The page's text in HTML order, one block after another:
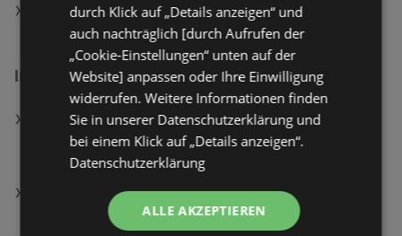
Müller Angebote
Interessantes auf wogibtswas.at
Canon EOS 2000D Spiegelreflexkamera mit EF-S
18-55mm 3.5-5.6 III, Tasche SB130 und 16GB
Speicherkarte; Spiegelreflexkamera Set
XGimi Vibe One (mit Akku) Tragbarer Projektor,
durch Klick auf „Details anzeigen“ und
auch nachträglich [durch Aufrufen der
„Cookie-Einstellungen“ unten auf der
Website] anpassen oder Ihre Einwilligung
widerrufen. Weitere Informationen finden
Sie in unserer Datenschutzerklärung und
bei einem Klick auf „Details anzeigen“.
Datenschutzerklärung
ALLE AKZEPTIEREN